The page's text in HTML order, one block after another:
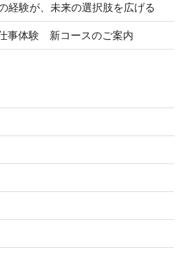
経験が、未来の選択肢を広げる
事体験 新コースのご案内